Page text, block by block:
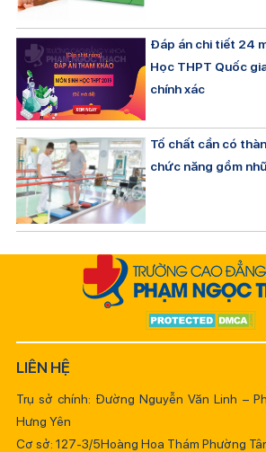
Đáp án chi tiết 24
Học THPT Quốc
chính xác
Tố chất cần có
chức năng gồm
LIÊN HỆ
Trụ sở chính: Đường Nguyễn Văn Linh –
Hưng Yên
Cơ sở: 127-3/5Hoàng Hoa Thám Phường